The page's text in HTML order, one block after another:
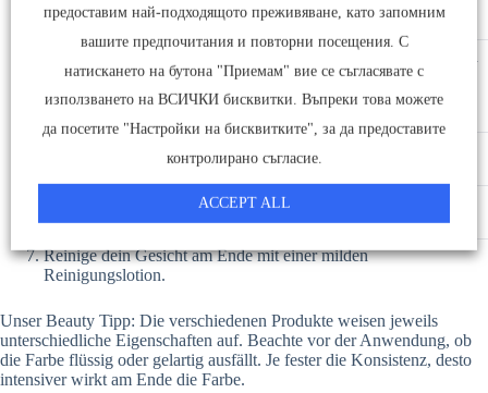
möglichst dich in der Wuchsrichtung deiner Brauen auf
Beginne dabei über dem inneren Augenwinkel und arbeite dich
nach außen vor. Deine Braue wird so an der breiten Stelle ein
bisschen dunkler als an der schmalen aussehen. So wirkt da
beschrieben – einwirken.
Am Ende der Einwirkzeit die Farbe mit einem Wattepad oder
Wattestäbchen und warmem Wasser abspülen.
Reinige dein Gesicht am Ende mit einer milden
Reinigungslotion.
Unser Beauty Tipp: Die verschiedenen Produkte weisen jeweils
unterschiedliche Eigenschaften auf. Beachte vor der Anwendung, ob
die Farbe flüssig oder gelartig ausfällt. Je fester die Konsistenz, desto
intensiver wirkt am Ende die Farbe.
предоставим най-подходящото преживяване, като запомним
вашите предпочитания и повторни посещения. С
натискането на бутона "Приемам" вие се съгласявате с
използването на ВСИЧКИ бисквитки. Въпреки това можете
да посетите "Настройки на бисквитките", за да предоставите
контролирано съгласие.
ACCEPT ALL